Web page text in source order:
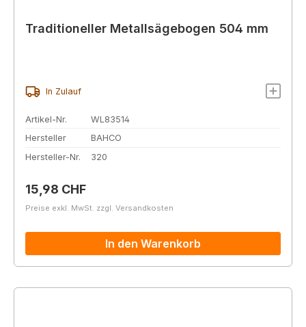
Traditioneller Metallsägebogen 504 mm
In Zulauf
Artikel-Nr.
WL83514
Hersteller
BAHCO
Hersteller-Nr.
320
Regulärer Preis:
15,98 CHF
Preise exkl. MwSt. zzgl. Versandkosten
In den Warenkorb